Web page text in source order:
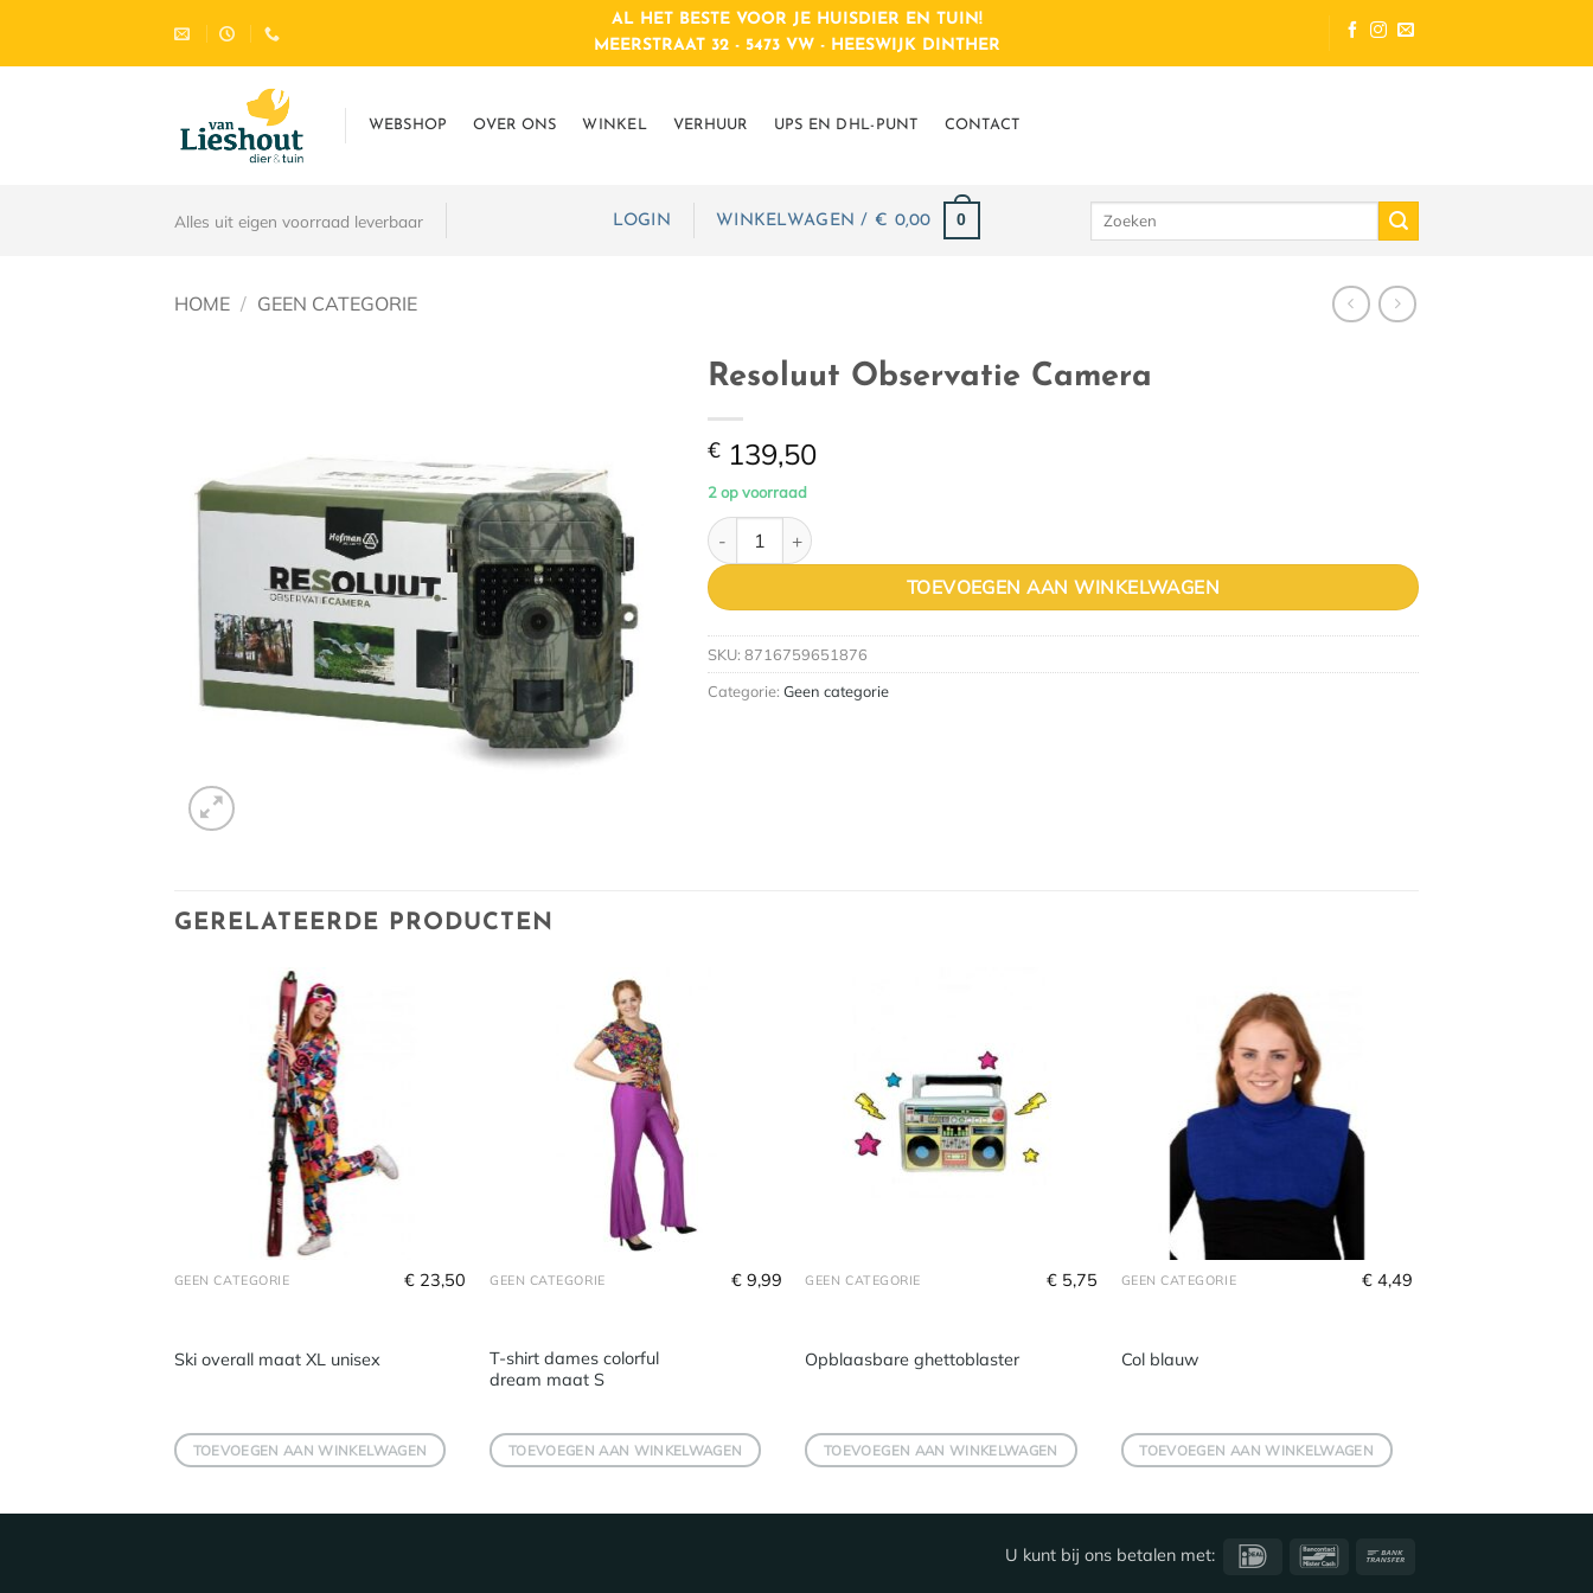
inhoud
AL HET BESTE VOOR JE HUISDIER EN TUIN!
MEERSTRAAT 32 - 5473 VW - HEESWIJK DINTHER
WEBSHOP OVER ONS WINKEL VERHUUR UPS EN DHL-PUNT CONTACT
Alles uit eigen voorraad leverbaar LOGIN WINKELWAGEN / € 0,00 0
Zoeken
HOME / GEEN CATEGORIE
Resoluut Observatie Camera
€ 139,50
2 op voorraad
Resoluut Observatie Camera aantal
TOEVOEGEN AAN WINKELWAGEN
SKU: 8716759651876
Categorie: Geen categorie
GERELATEERDE PRODUCTEN
GEEN CATEGORIE
Ski overall maat XL unisex
€ 23,50
TOEVOEGEN AAN WINKELWAGEN
GEEN CATEGORIE
T-shirt dames colorful
dream maat S
€9,99
TOEVOEGEN AAN WINKELWAGEN
GEEN CATEGORIE
Opblaasbare ghettoblaster
€5,75
TOEVOEGEN AAN WINKELWAGEN
GEEN CATEGORIE
Col blauw
€ 4,49
TOEVOEGEN AAN WINKELWAGEN
U kunt bij ons betalen met: IDeal Bancontact